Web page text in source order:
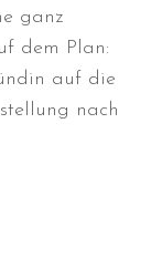
ganz
dem Plan:
auf die
nach